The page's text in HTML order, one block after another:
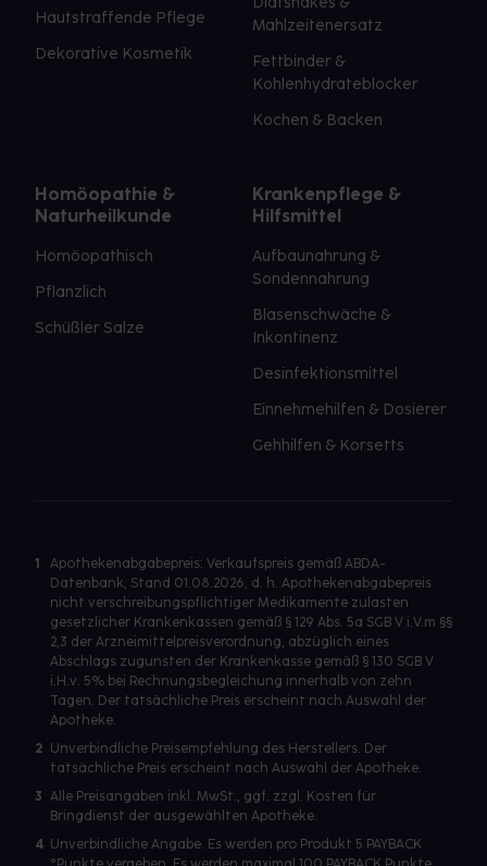
Hautstraffende Pflege
Dekorative Kosmetik
Mahlzeitenersatz
Fettbinder &
Kohlenhydrateblocker
Kochen & Backen
Homöopathie &
Naturheilkunde
Homöopathisch
Pflanzlich
Schüßler Salze
Krankenpflege &
Hilfsmittel
Aufbaunahrung &
Sondennahrung
Blasenschwäche &
Inkontinenz
Desinfektionsmittel
Einnehmehilfen & Dosierer
Gehhilfen & Korsetts
1
Apothekenabgabepreis: Verkaufspreis gemäß ABDA-
Datenbank, Stand 01.08.2026, d. h. Apothekenabgabepreis
nicht verschreibungspflichtiger Medikamente zulasten
gesetzlicher Krankenkassen gemäß § 129 Abs. 5a SGB V i.V.m §§
2,3 der Arzneimittelpreisverordnung, abzüglich eines
Abschlags zugunsten der Krankenkasse gemäß § 130 SGB V
i.H.v. 5% bei Rechnungsbegleichung innerhalb von zehn
Tagen. Der tatsächliche Preis erscheint nach Auswahl der
Apotheke.
2 Unverbindliche Preisempfehlung des Herstellers. Der
tatsächliche Preis erscheint nach Auswahl der Apotheke.
3 Alle Preisangaben inkl. MwSt., ggf. zzgl. Kosten für
Bringdienst der ausgewählten Apotheke.
4 Unverbindliche Angabe. Es werden pro Produkt 5 PAYBACK